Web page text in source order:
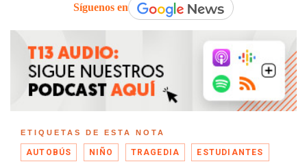
Síguenos en
ETIQUETAS DE ESTA NOTA
AUTOBÚS NIÑO TRAGEDIA ESTUDIANTES